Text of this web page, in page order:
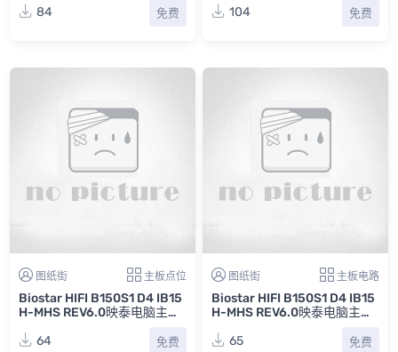
84
免费
104
免费
图纸街 主板点位
Biostar HIFI B150S1 D4 IB15
H-MHS REV6.0映泰电脑主板
64
免费
图纸街 主板电路
Biostar HIFI B150S1 D4 IB15
H-MHS REV6.0映泰电脑主板
65
免费